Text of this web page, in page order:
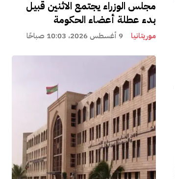
مجلس الوزراء يجتمع الاثنين قبيل
بدء عطلة أعضاء الحكومة
موريتانيا 9 أغسطس 2026، 10:03 صباحًا